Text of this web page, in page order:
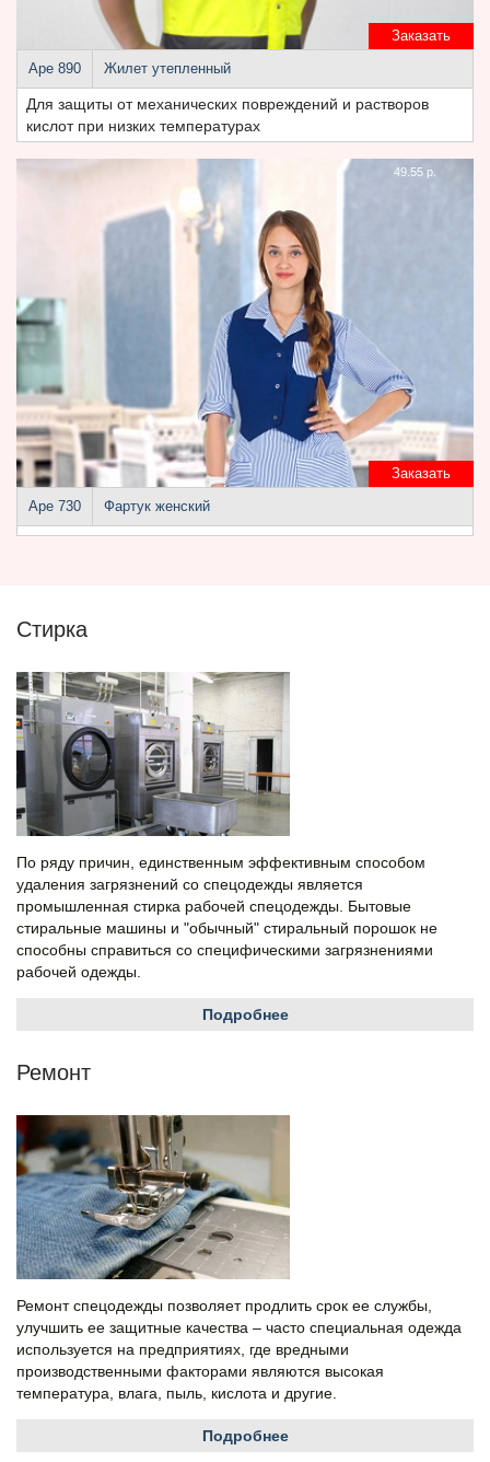
Заказать
Аре 890 Жилет утепленный
Для защиты от механических повреждений и растворов
кислот при низких температурах
Заказать
49.55 р.
Аре 730 Фартук женский
Стирка
По ряду причин, единственным эффективным способом
удаления загрязнений со спецодежды является
промышленная стирка рабочей спецодежды. Бытовые
стиральные машины и "обычный" стиральный порошок не
способны справиться со специфическими загрязнениями
рабочей одежды.
Подробнее
Ремонт
Ремонт спецодежды позволяет продлить срок ее службы,
улучшить ее защитные качества – часто специальная одежда
используется на предприятиях, где вредными
производственными факторами являются высокая
температура, влага, пыль, кислота и другие.
Подробнее